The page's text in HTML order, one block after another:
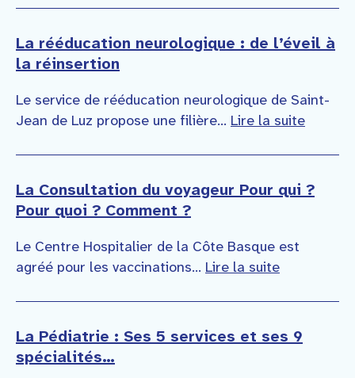
La rééducation neurologique : de l’éveil à
la réinsertion
Le service de rééducation neurologique de Saint-
Jean de Luz propose une filière... Lire la suite
La Consultation du voyageur Pour qui ?
Pour quoi ? Comment ?
Le Centre Hospitalier de la Côte Basque est
agréé pour les vaccinations... Lire la suite
La Pédiatrie : Ses 5 services et ses 9
spécialités…